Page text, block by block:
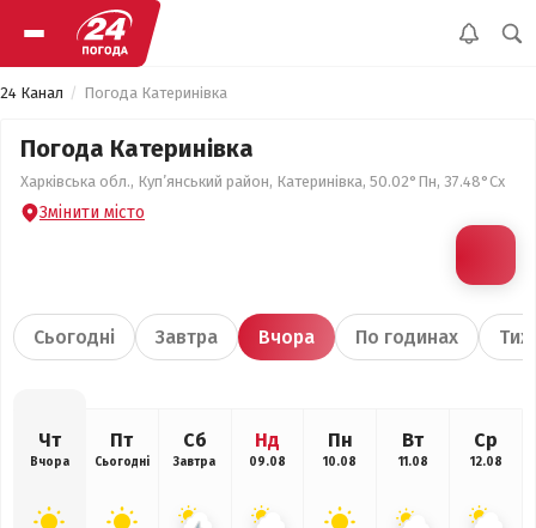
24 Канал Погода Катеринівка
Погода Катеринівка
Харківська обл., Куп’янський район, Катеринівка, 50.02°Пн, 37.48°Сх
Змінити місто
Сьогодні Завтра Вчора По годинах
Чт
Вчора
Пт
Сьогодні
Сб
Завтра
Нд
09.08
Пн
10.08
Вт
11.08
Ср
12.08